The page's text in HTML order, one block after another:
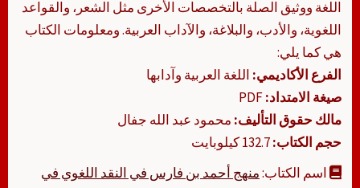
اللغة ووثيق الصلة بالتخصصات الأخرى مثل الشعر، والقواعد
اللغوية، والأدب، والبلاغة، والآداب العربية. ومعلومات الكتاب
هي كما يلي:
الفرع الأكاديمي: اللغة العربية وآدابها
صيغة الامتداد:
مالك حقوق التأليف: محمود عبد الله جفال
حجم الكتاب:
اسم الكتاب:منهج أحمد بن فارس في النقد اللغوي في